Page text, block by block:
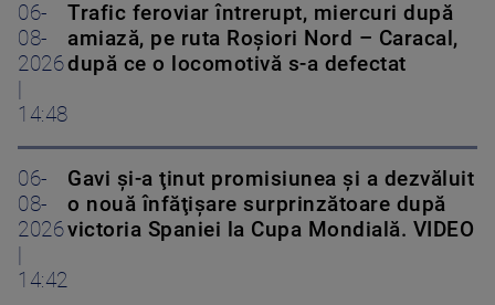
06-
08-
2026
14:48
Trafic feroviar întrerupt, miercuri după
amiază, pe ruta Roşiori Nord – Caracal,
după ce o locomotivă s-a defectat
06-
08-
2026
14:42
Gavi şi-a ţinut promisiunea şi a dezvăluit
o nouă înfăţişare surprinzătoare după
victoria Spaniei la Cupa Mondială. VIDEO